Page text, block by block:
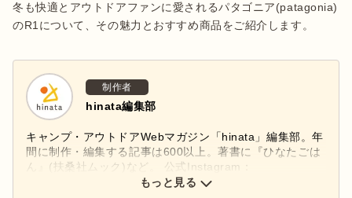
冬も快適とアウトドアファンに愛されるパタゴニア(patagonia)
のR1について、その魅力とおすすめ商品をご紹介します。
制作者
hinata編集部
キャンプ・アウトドアWebマガジン「hinata」編集部。年
間に制作・編集する記事は600以上。著書に『ひなたごは
ん』(扶桑社ムック)など。 公式Instagram：
もっと見る